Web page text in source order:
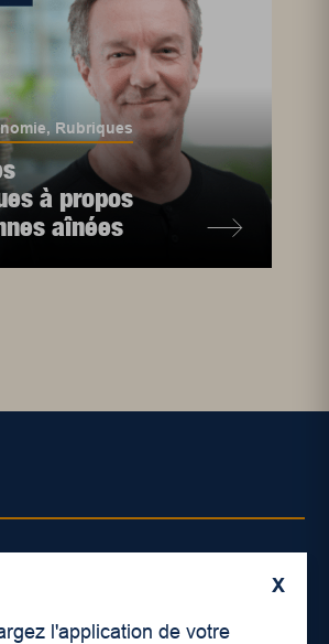
, Rubriques
à propos
aînées
X
l'application de votre